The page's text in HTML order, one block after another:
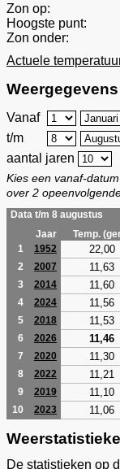
Zon op:
Hoogste punt:
Zon onder:
Actuele
Vanaf
t/m
aantal jaren
Kies een vanaf-
over 2
Data t/m 8 augustus
Jaar
Temp.
1
1952 22,00
2 2007 11,63
3 2014 11,60
4 2024 11,56
5 2018 11,53
6 2026 11,46
7 2020 11,30
8 2022 11,21
9 2019 11,10
10 2023 11,06
De statistieken op